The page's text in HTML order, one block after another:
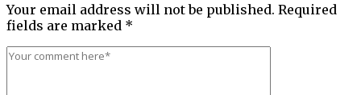
Your email address will not be published. Required
fields are marked *